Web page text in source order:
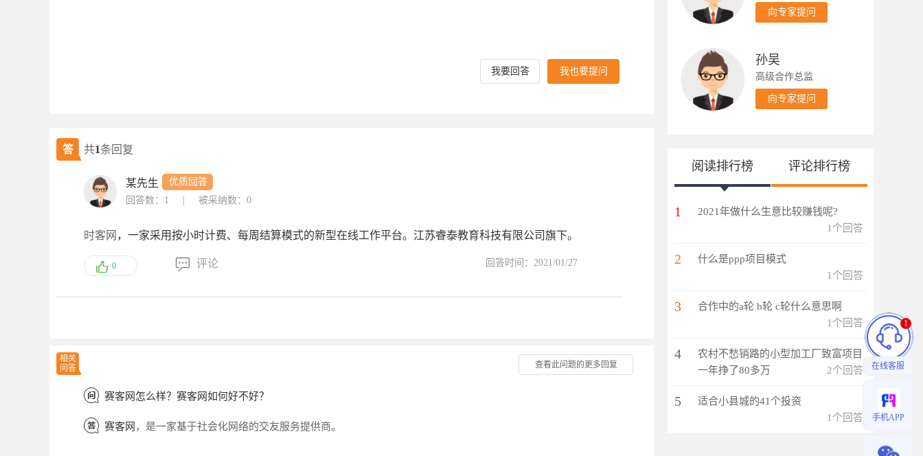
我要回答 我也要提问
答 共1条回复
某先生
优质回答
回答数：1
被采纳数：0
时客网 ，一家采用按小时计费、每周结算模式的新型在线工作平台。江苏睿泰教育科技有限公司旗下。
0 评论 回答时间：2021/01/27
相关
问答
查看此问题的更多回复
赛客网怎么样？赛客网如何好不好？
赛客网 ，是一家基于社会化网络的交友服务提供商。
向专家提问
孙吴
高级合作总监
向专家提问
阅读排行榜 评论排行榜
1
2021年做什么生意比较赚钱呢?
1个回答
2
什么是ppp项目模式
1个回答
3
合作中的a轮 b轮 c轮什么意思啊
1个回答
4
农村不愁销路的小型加工厂致富项目
一年挣了80多万
2个回答
5
适合小县城的41个投资
1个回答
在线客服
1
手机APP